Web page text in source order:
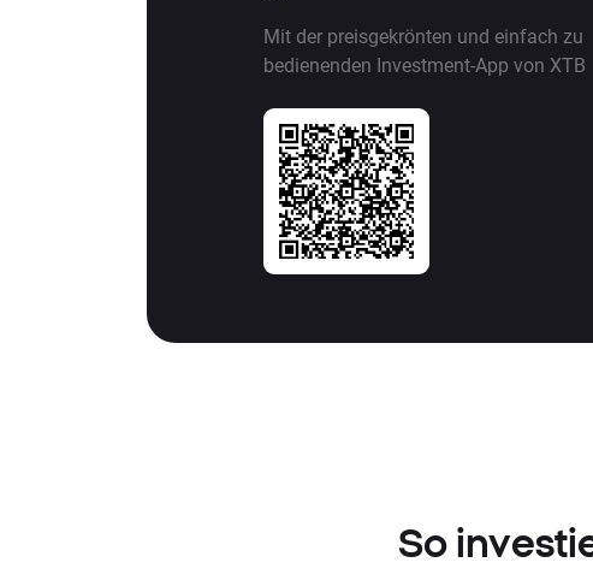
Mit der preisgekrönten und einfach zu
bedienenden Investment-App von XTB
So